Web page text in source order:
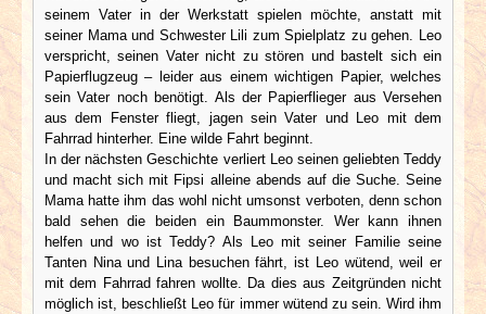
seinem Vater in der Werkstatt spielen möchte, anstatt mit
seiner Mama und Schwester Lili zum Spielplatz zu gehen. Leo
verspricht, seinen Vater nicht zu stören und bastelt sich ein
Papierflugzeug – leider aus einem wichtigen Papier, welches
sein Vater noch benötigt. Als der Papierflieger aus Versehen
aus dem Fenster fliegt, jagen sein Vater und Leo mit dem
Fahrrad hinterher. Eine wilde Fahrt beginnt.
In der nächsten Geschichte verliert Leo seinen geliebten Teddy
und macht sich mit Fipsi alleine abends auf die Suche. Seine
Mama hatte ihm das wohl nicht umsonst verboten, denn schon
bald sehen die beiden ein Baummonster. Wer kann ihnen
helfen und wo ist Teddy? Als Leo mit seiner Familie seine
Tanten Nina und Lina besuchen fährt, ist Leo wütend, weil er
mit dem Fahrrad fahren wollte. Da dies aus Zeitgründen nicht
möglich ist, beschließt Leo für immer wütend zu sein. Wird ihm